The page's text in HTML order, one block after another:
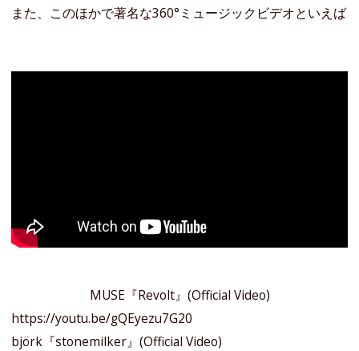
また、このほかで著名な360°ミュージックビデオといえば
MUSE『Revolt』(Official Video)
https://youtu.be/gQEyezu7G20
björk『stonemilker』(Official Video)